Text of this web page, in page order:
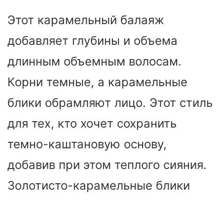
Этот карамельный балаяж
добавляет глубины и объема
длинным объемным волосам.
Корни темные, а карамельные
блики обрамляют лицо. Этот стиль
для тех, кто хочет сохранить
темно-каштановую основу,
добавив при этом теплого сияния.
Золотисто-карамельные блики